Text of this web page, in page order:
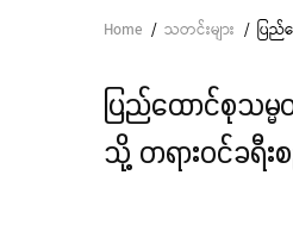
Breadcrumb
Home / သတင်းများ / ပြည်
ပြည်ထောင်စုသမ္
သို့ တရားဝင်ခရီ